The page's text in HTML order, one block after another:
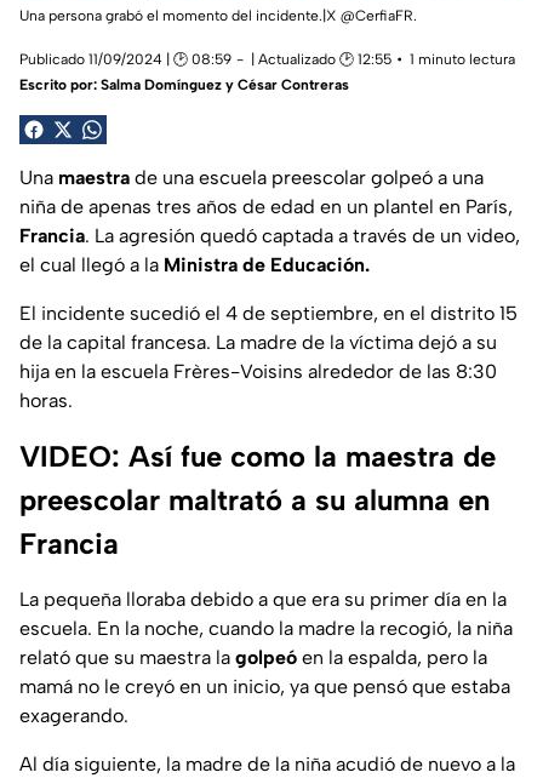
Una persona grabó el momento del incidente.|X @CerfiaFR.
Publicado 11/09/2024 | 🕑 08:59 | Actualizado 🕑 12:55
1 minuto lectura
Escrito por: Salma Domínguez y César Contreras
Una maestra de una escuela preescolar golpeó a una
niña de apenas tres años de edad en un plantel en París,
Francia. La agresión quedó captada a través de un video,
el cual llegó a la Ministra de Educación.
El incidente sucedió el 4 de septiembre, en el distrito 15
de la capital francesa. La madre de la víctima dejó a su
hija en la escuela Frères-Voisins alrededor de las 8:30
horas.
VIDEO: Así fue como la maestra de
preescolar maltrató a su alumna en
Francia
La pequeña lloraba debido a que era su primer día en la
escuela. En la noche, cuando la madre la recogió, la niña
relató que su maestra la golpeó en la espalda, pero la
mamá no le creyó en un inicio, ya que pensó que estaba
exagerando.
Al día siguiente, la madre de la niña acudió de nuevo a la